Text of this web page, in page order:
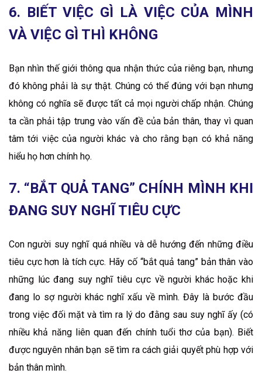
6. BIẾT VIỆC GÌ LÀ VIỆC CỦA MÌNH
VÀ VIỆC GÌ THÌ KHÔNG
Bạn nhìn thế giới thông qua nhận thức của riêng bạn, nhưng
đó không phải là sự thật. Chúng có thể đúng với bạn nhưng
không có nghĩa sẽ được tất cả mọi người chấp nhận. Chúng
ta cần phải tập trung vào vấn đề của bản thân, thay vì quan
tâm tới việc của người khác và cho rằng bạn có khả năng
hiểu họ hơn chính họ.
7. “BẮT QUẢ TANG” CHÍNH MÌNH KHI
ĐANG SUY NGHĨ TIÊU CỰC
Con người suy nghĩ quá nhiều và dễ hướng đến những điều
tiêu cực hơn là tích cực. Hãy cố “bắt quả tang” bản thân vào
những lúc đang suy nghĩ tiêu cực về người khác hoặc khi
đang lo sợ người khác nghĩ xấu về mình. Đây là bước đầu
trong việc đối mặt và tìm ra lý do đằng sau suy nghĩ ấy (có
nhiều khả năng liên quan đến chính tuổi thơ của bạn). Biết
được nguyên nhân bạn sẽ tìm ra cách giải quyết phù hợp với
bản thân mình.